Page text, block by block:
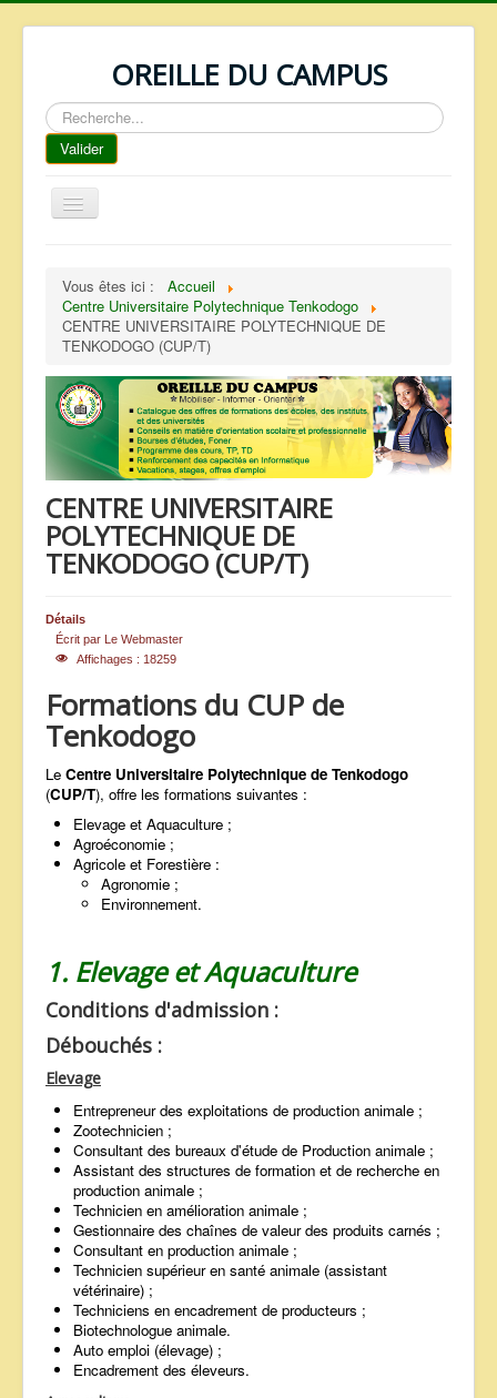
OREILLE DU CAMPUS
Rechercher
Valider
Basculer
la
REPERTOIRE
QUI SOMMES NOUS ?
NOS SERVICES
FAQ
CONTACTS
TELECHARGEMENTS
ANNONCES
Vous êtes ici :
Accueil
Centre Universitaire Polytechnique Tenkodogo
CENTRE UNIVERSITAIRE POLYTECHNIQUE DE
TENKODOGO (CUP/T)
CENTRE UNIVERSITAIRE
POLYTECHNIQUE DE
TENKODOGO (CUP/T)
Détails
Écrit par Le Webmaster
Affichages : 18259
Formations du CUP de
Tenkodogo
Le Centre Universitaire Polytechnique de Tenkodogo
(CUP/T), offre les formations suivantes :
Elevage et Aquaculture ;
Agroéconomie ;
Agricole et Forestière :
Agronomie ;
Environnement.
1. Elevage et Aquaculture
Conditions d'admission :
Débouchés :
Elevage
Entrepreneur des exploitations de production animale ;
Zootechnicien ;
Consultant des bureaux d'étude de Production animale ;
Assistant des structures de formation et de recherche en
production animale ;
Technicien en amélioration animale ;
Gestionnaire des chaînes de valeur des produits carnés ;
Consultant en production animale ;
Technicien supérieur en santé animale (assistant
vétérinaire) ;
Techniciens en encadrement de producteurs ;
Biotechnologue animale.
Auto emploi (élevage) ;
Encadrement des éleveurs.